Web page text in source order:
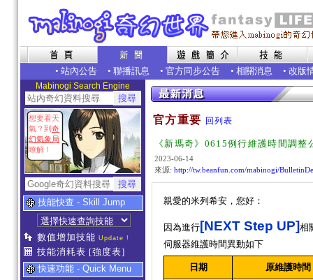
• 站內公告 • 聯播訊息 • 官方同步公告 • 相關消息 • 改版
Mabinogi Search Engine
想要看天
氣？到 奇
幻氣象局
瞭解！
技能快查 - Skill Jump
數值增加技能 Update !
技能消耗表 [強度表]
快速功能 - Quick Menu
官方重要 回列表
《新瑪奇》0615例行維護時間調整
2023-06-14
來源: http://tw.beanfun.com/mabinogi/
親愛的米列希安，您好：
因為進行[NEXT Step UP]相
伺服器維護時間異動如下
日期 原維護時間